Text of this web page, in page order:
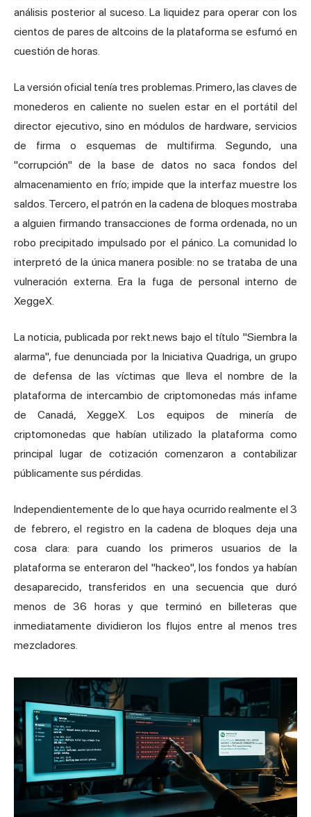
análisis posterior al suceso. La liquidez para operar con los
cientos de pares de altcoins de la plataforma se esfumó en
cuestión de horas.
La versión oficial tenía tres problemas. Primero, las claves de
monederos en caliente no suelen estar en el portátil del
director ejecutivo, sino en módulos de hardware, servicios
de firma o esquemas de multifirma. Segundo, una
"corrupción" de la base de datos no saca fondos del
almacenamiento en frío; impide que la interfaz muestre los
saldos. Tercero, el patrón en la cadena de bloques mostraba
a alguien firmando transacciones de forma ordenada, no un
robo precipitado impulsado por el pánico. La comunidad lo
interpretó de la única manera posible: no se trataba de una
vulneración externa. Era la fuga de personal interno de
XeggeX.
La noticia, publicada por rekt.news bajo el título "Siembra la
alarma", fue denunciada por la Iniciativa Quadriga, un grupo
de defensa de las víctimas que lleva el nombre de la
plataforma de intercambio de criptomonedas más infame
de Canadá, XeggeX. Los equipos de minería de
criptomonedas que habían utilizado la plataforma como
principal lugar de cotización comenzaron a contabilizar
públicamente sus pérdidas.
Independientemente de lo que haya ocurrido realmente el 3
de febrero, el registro en la cadena de bloques deja una
cosa clara: para cuando los primeros usuarios de la
plataforma se enteraron del "hackeo", los fondos ya habían
desaparecido, transferidos en una secuencia que duró
menos de 36 horas y que terminó en billeteras que
inmediatamente dividieron los flujos entre al menos tres
mezcladores.